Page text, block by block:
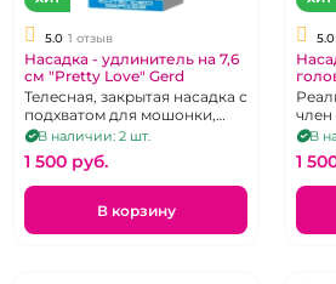
5.0 1 отзыв
Насадка - удлинитель на 7,6
см "Pretty Love" Gerd
Телесная, закрытая насадка с
подхватом для мошонки,
увеличение на 76 мм
В наличии: 2 шт.
1 500 pуб.
В корзину
5.0
головкой
для
25 мм
член
В
1